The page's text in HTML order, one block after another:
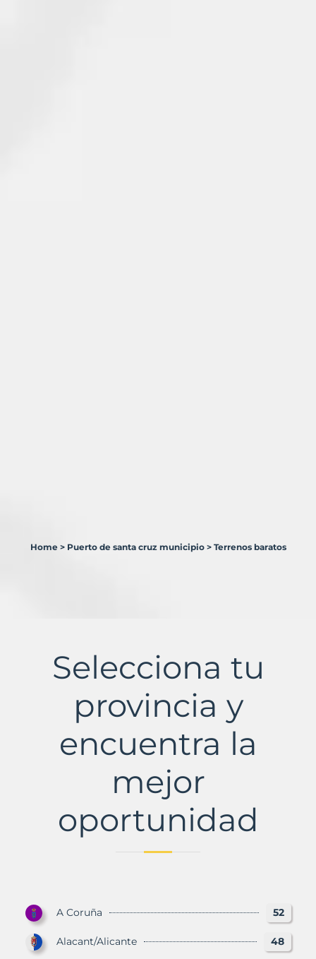
Municipio
Murbalands
Home > Puerto de santa cruz municipio > Terrenos baratos
Selecciona tu
provincia y
encuentra la
mejor
oportunidad
A Coruña 52
Alacant/Alicante 48